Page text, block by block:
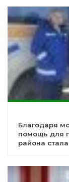
Благодаря
помощь для
района